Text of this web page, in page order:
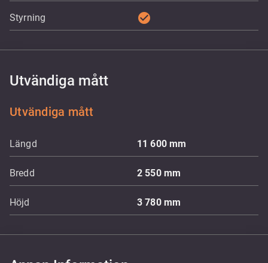
Styrning check_circle
Utvändiga mått
Utvändiga mått
Längd 11 600mm
Bredd 2 550 mm
Höjd 3 780 mm